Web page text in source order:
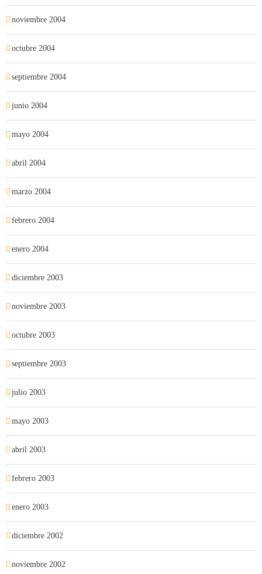
noviembre 2004
octubre 2004
septiembre 2004
junio 2004
mayo 2004
abril 2004
marzo 2004
febrero 2004
enero 2004
diciembre 2003
noviembre 2003
octubre 2003
septiembre 2003
julio 2003
mayo 2003
abril 2003
febrero 2003
enero 2003
diciembre 2002
noviembre 2002